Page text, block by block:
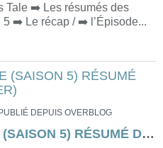
Tale ➡️ Les résumés des
➡️ Le récap / ➡️ l’Épisode...
PUBLIÉ DEPUIS OVERBLOG
THE HANDMAID’S TALE (SAISON 5) RÉSUMÉ DE L’ÉPISODE 3 (BORDER)